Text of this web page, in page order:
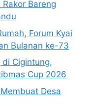
Bareng
Forum Kyai
Bulanan ke-73
di Cigintung,
Cup 2026
Desa